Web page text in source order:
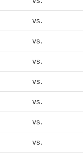
vs.
vs.
vs.
vs.
vs.
vs.
vs.